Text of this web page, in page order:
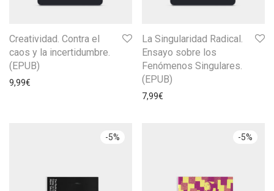
Creatividad. Contra el
caos y la incertidumbre.
(EPUB)
9,99€
La Singularidad Radical.
Ensayo sobre los
Fenómenos Singulares.
(EPUB)
7,99€
-5% -5%